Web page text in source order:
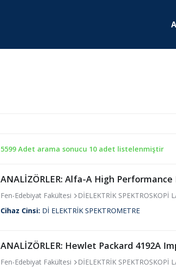
5599 Adet arama sonucu 10 adet listelenmiştir
ANALİZÖRLER: Alfa-A High
Fen-Edebiyat Fakültesi
DİELEKTRİK SPEKTROSKOPİ
Cihaz Cinsi: Dİ ELEKTRİK SPEKTROMETRE
ANALİZÖRLER: Hewlet Packard 4192A
Fen-Edebiyat Fakültesi
DİELEKTRİK SPEKTROSKOPİ